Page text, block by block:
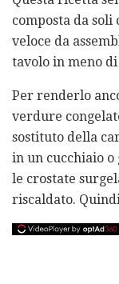
composta da
veloce da
tavolo in meno
Per renderlo
verdure
sostituto della
in un cucchiaio
le crostate
riscaldato.